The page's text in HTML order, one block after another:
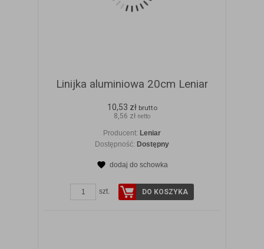
Linijka aluminiowa 20cm Leniar
10,53 zł brutto
8,56 zł netto
Producent: Leniar
Dostępność: Dostępny
dodaj do schowka
szt. DO KOSZYKA